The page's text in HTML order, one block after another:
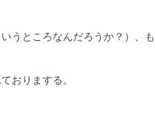
うところなんだろうか？）、も
おりまする。